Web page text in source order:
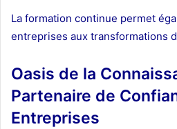
La formation continue permet
entreprises aux transformations
Oasis de la
Partenaire de
Entreprises